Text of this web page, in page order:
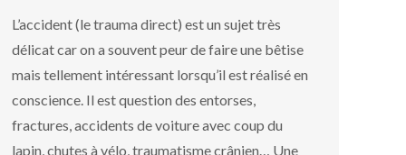
L’accident (le trauma direct) est un sujet très
délicat car on a souvent peur de faire une bêtise
mais tellement intéressant lorsqu’il est réalisé en
conscience. Il est question des entorses,
fractures, accidents de voiture avec coup du
lapin, chutes à vélo, traumatisme crânien… Une